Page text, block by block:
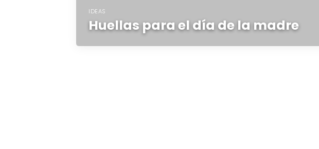
IDEAS
Huellas para el día de la madre